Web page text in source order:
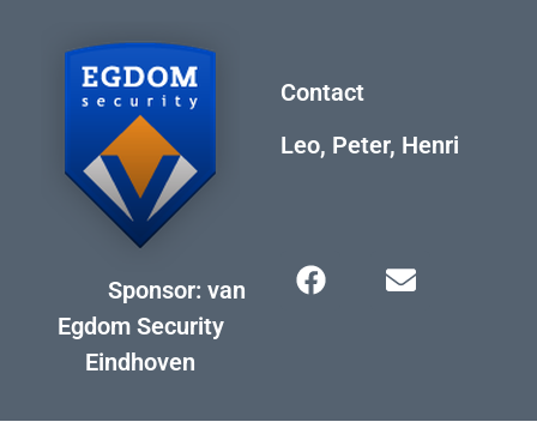
Sponsor: van
Egdom Security
Eindhoven
Contact
Leo, Peter, Henri